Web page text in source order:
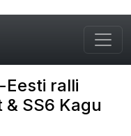
Eesti ralli
SS6 Kagu